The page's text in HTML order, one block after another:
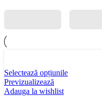
Selectează opțiunile
Previzualizează
Adauga la wishlist